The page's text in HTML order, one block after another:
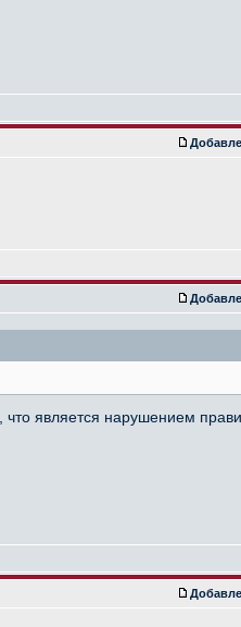
является нарушением